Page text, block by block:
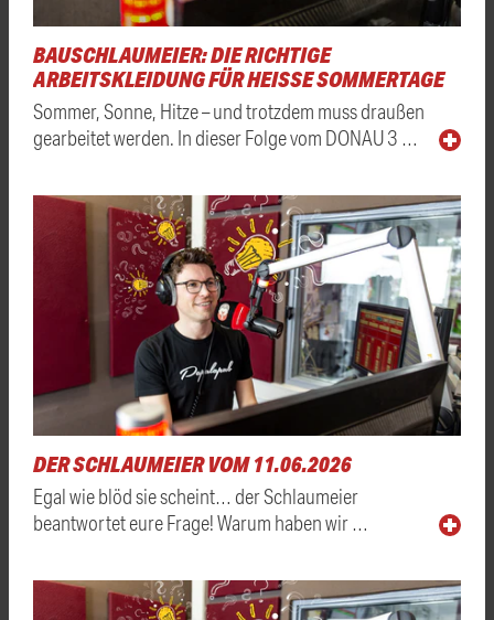
BAUSCHLAUMEIER: DIE RICHTIGE
ARBEITSKLEIDUNG FÜR HEISSE SOMMERTAGE
Sommer, Sonne, Hitze – und trotzdem muss draußen
gearbeitet werden. In dieser Folge vom DONAU 3 …
DER SCHLAUMEIER VOM 11.06.2026
Egal wie blöd sie scheint… der Schlaumeier
beantwortet eure Frage! Warum haben wir …